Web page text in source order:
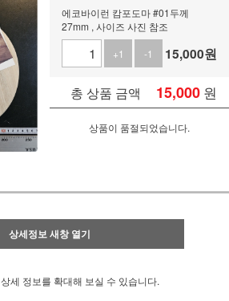
에코바이런 캄포도마 #01두께
27mm , 사이즈 사진 참조
+1
-1 15,000원
총 상품 금액 15,000 원
상품이 품절되었습니다.
상세정보 새창 열기
상세 정보를 확대해 보실 수 있습니다.